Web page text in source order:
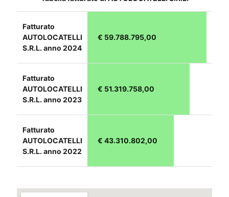
Fatturato
AUTOLOCATELLI
S.R.L. anno 2024
€ 59.788.795,00
Fatturato
AUTOLOCATELLI
S.R.L. anno 2023
€ 51.319.758,00
Fatturato
AUTOLOCATELLI
S.R.L. anno 2022
€ 43.310.802,00